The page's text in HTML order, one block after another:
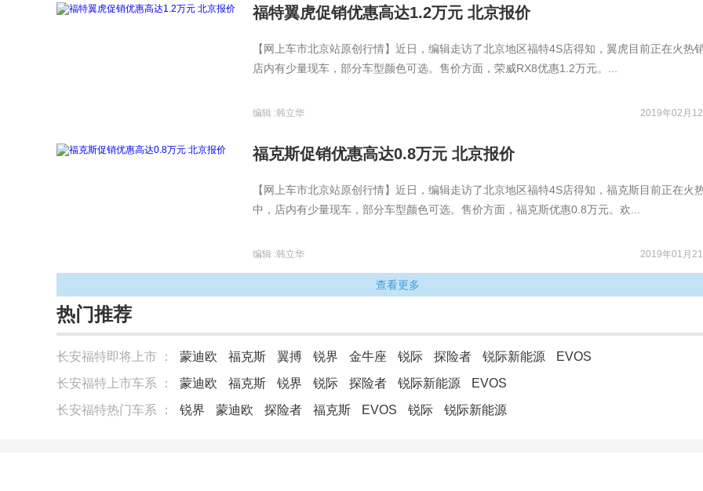
福特翼虎促销优惠高达1.2万元 北京报价
【网上车市北京站原创行情】近日，编辑走访了北京地区福特4S店得知，翼虎目前正在火热
店内有少量现车，部分车型颜色可选。售价方面，荣威RX8优惠1.2万元。...
编辑 :韩立华 2019年02月
福克斯促销优惠高达0.8万元 北京报价
【网上车市北京站原创行情】近日，编辑走访了北京地区福特4S店得知，福克斯目前正在火
中，店内有少量现车，部分车型颜色可选。售价方面，福克斯优惠0.8万元。欢...
编辑 :韩立华 2019年01月
查看更多
热门推荐
长安福特即将上市 ： 蒙迪欧 福克斯 翼搏 锐界 金牛座 锐际 探险者 锐际新能源
EVOS
长安福特上市车系 ：
蒙迪欧 福克斯 锐界 锐际 探险者 锐际新能源
EVOS
长安福特热门车系 ：
锐界 蒙迪欧 探险者 福克斯 EVOS 锐际 锐际新能源